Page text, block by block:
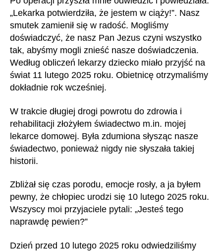
„Lekarka potwierdziła, że jestem w ciąży!”. Nasz
smutek zamienił się w radość. Mogliśmy
doświadczyć, że nasz Pan Jezus czyni wszystko
tak, abyśmy mogli znieść nasze doświadczenia.
Według obliczeń lekarzy dziecko miało przyjść na
świat 11 lutego 2025 roku. Obietnicę otrzymaliśmy
dokładnie rok wcześniej.
W trakcie długiej drogi powrotu do zdrowia i
rehabilitacji złożyłem świadectwo m.in. mojej
lekarce domowej. Była zdumiona słysząc nasze
świadectwo, ponieważ nigdy nie słyszała takiej
historii.
Zbliżał się czas porodu, emocje rosły, a ja byłem
pewny, że chłopiec urodzi się 10 lutego 2025 roku.
Wszyscy moi przyjaciele pytali: „Jesteś tego
naprawdę pewien?”
Dzień przed 10 lutego 2025 roku odwiedziliśmy